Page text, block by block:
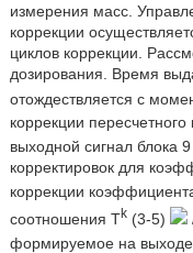
измерения масс.
коррекции
циклов коррекции.
дозирования. Время
отождествляется с
коррекции
выходной сигнал блока
корректировок для
коррекции
соотношения Тk(3-5)
формируемое на выходе